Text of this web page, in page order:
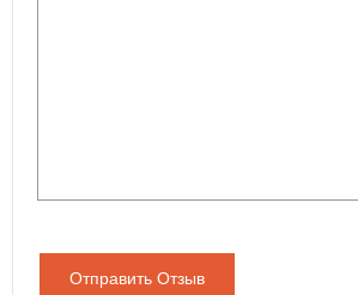
Отправить Отзыв